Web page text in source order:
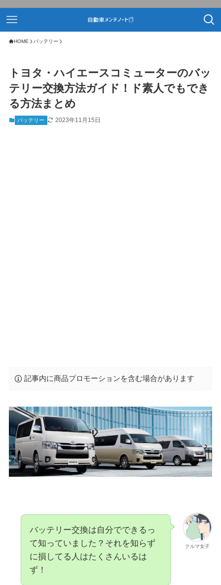
HOME バッテリー
トヨタ・ハイエースコミューターのバッ
テリー交換方法ガイド！ド素人でもでき
る方法まとめ
バッテリー 2023年11月15日
記事内に商品プロモーションを含む場合があります
クルマ女子
バッテリー交換は自分でできるっ
て知っていました？それを知らず
に損してる人はたくさんいるは
ず！